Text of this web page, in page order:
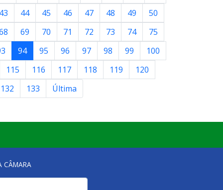
43 44 45 46 47 48 49
50
69 70 71 72 73 74
75
94 95 96 97 98 99
100
115 116 117 118 119
120
132 133 Última
CÂMARA